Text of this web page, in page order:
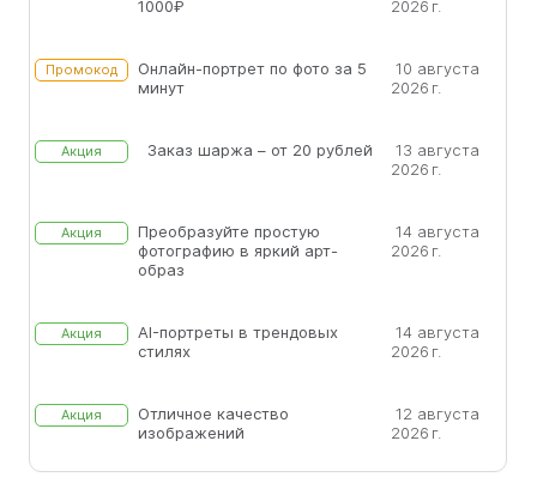
1000₽ 2026 г.
Промокод
Онлайн-портрет по фото за 5
минут
10 августа
2026 г.
Акция Заказ шаржа – от 20 рублей
13 августа
2026 г.
Акция
Преобразуйте простую
фотографию в яркий арт-
образ
14 августа
2026 г.
Акция
AI-портреты в трендовых
стилях
14 августа
2026 г.
Акция
Отличное качество
изображений
12 августа
2026 г.